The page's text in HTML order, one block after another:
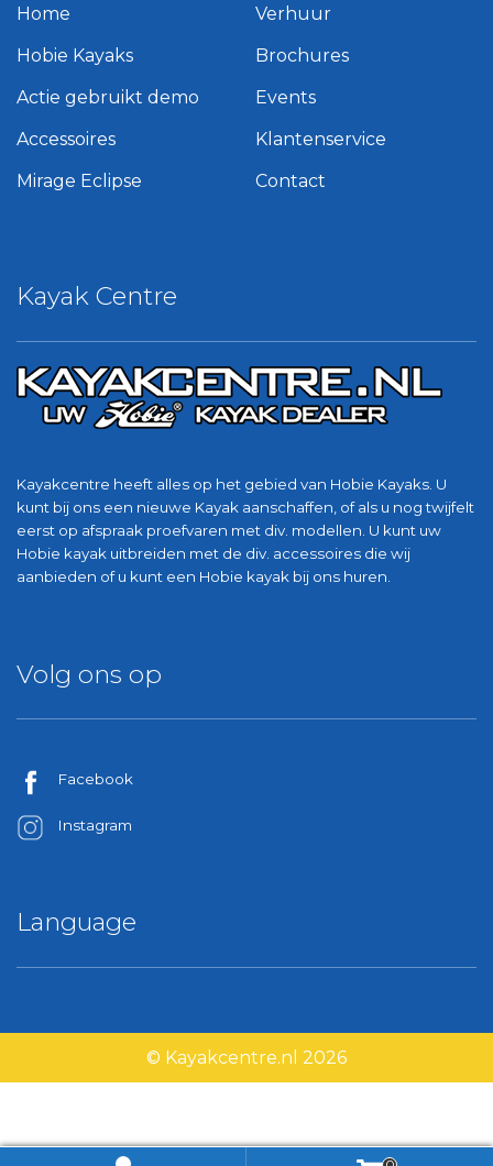
Kayak Centre
Kayakcentre heeft alles op het gebied van Hobie Kayaks. U
kunt bij ons een nieuwe Kayak aanschaffen, of als u nog twijfelt
eerst op afspraak proefvaren met div. modellen. U kunt uw
Hobie kayak uitbreiden met de div. accessoires die wij
aanbieden of u kunt een Hobie kayak bij ons huren.
Home
Hobie Kayaks
Actie gebruikt demo
Accessoires
Mirage Eclipse
Verhuur
Brochures
Events
Klantenservice
Contact
Volg ons op
Facebook
Instagram
Language
© Kayakcentre.nl 2026